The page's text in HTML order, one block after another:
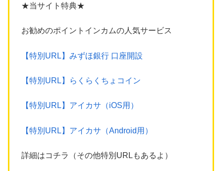
★当サイト特典★
お勧めのポイントインカムの人気サービス
【特別URL】みずほ銀行 口座開設
【特別URL】らくらくちょコイン
【特別URL】アイカサ（iOS用）
【特別URL】アイカサ（Android用）
詳細はコチラ（その他特別URLもあるよ）